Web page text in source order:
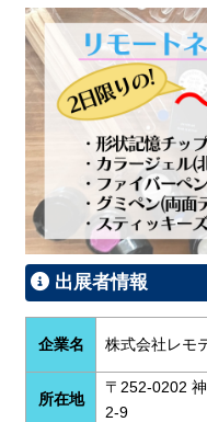
出展者情報
企業名 株式会社レモ
所在地
〒252-0202
2-9